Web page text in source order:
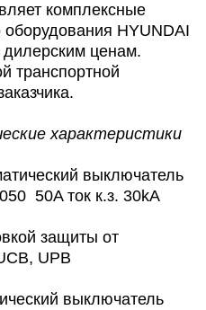
комплексные
оборудования HYUNDAI
дилерским ценам.
транспортной
характеристики
выключатель
50A ток к.з. 30kA
защиты от
UPB
выключатель